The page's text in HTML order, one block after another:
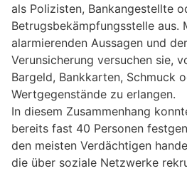
als Polizisten, Bankangestellte
Betrugsbekämpfungsstelle aus.
alarmierenden Aussagen und
Verunsicherung versuchen sie,
Bargeld, Bankkarten, Schmuck
Wertgegenstände zu erlangen.
In diesem Zusammenhang
bereits fast 40 Personen
den meisten Verdächtigen
die über soziale Netzwerke